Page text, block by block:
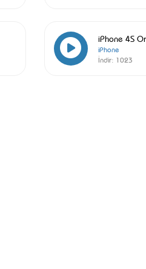
iPhone 4S
iPhone
İndir: 1023